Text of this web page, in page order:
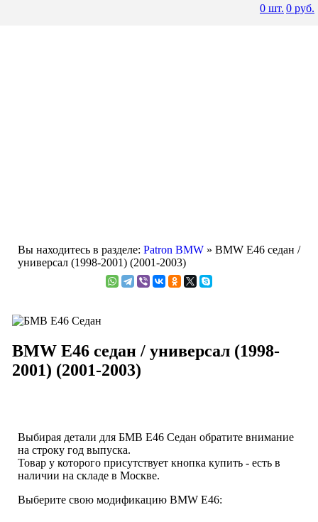
Вы находитесь в разделе: Patron BMW» BMW E46 седан /
универсал (1998-2001) (2001-2003)
BMW E46 седан / универсал (1998-
2001) (2001-2003)
Выбирая детали для БМВ Е46 Седан обратите внимание
на строку год выпуска.
Товар у которого присутствует кнопка купить - есть в
наличии на складе в Москве.
Выберите свою модификацию BMW E46:
0 шт. 0 руб.